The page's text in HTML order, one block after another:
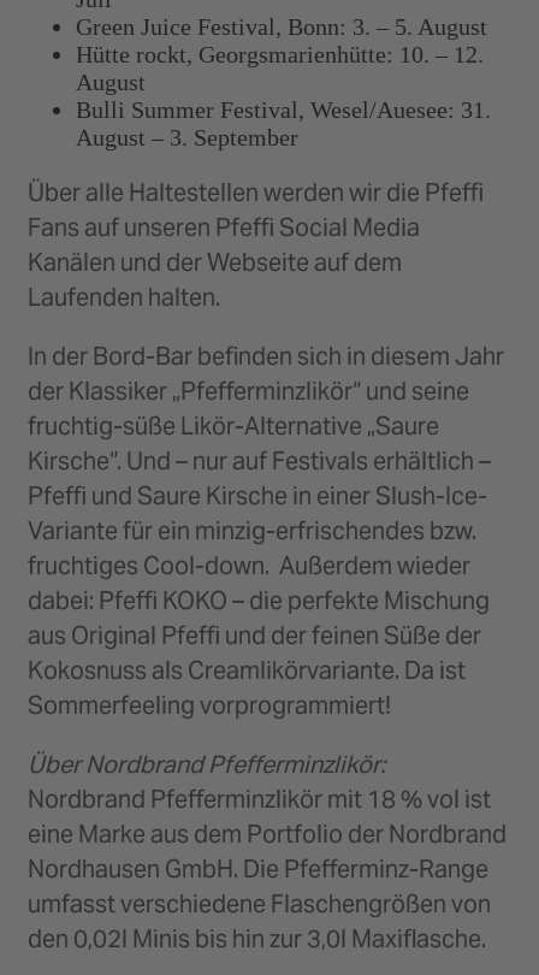
Green Juice Festival, Bonn: 3. – 5. August
Hütte rockt, Georgsmarienhütte: 10. – 12.
August
Bulli Summer Festival, Wesel/Auesee: 31.
August – 3. September
Über alle Haltestellen werden wir die Pfeffi
Fans auf unseren Pfeffi Social Media
Kanälen und der Webseite auf dem
Laufenden halten.
In der Bord-Bar befinden sich in diesem Jahr
der Klassiker „Pfefferminzlikör“ und seine
fruchtig-süße Likör-Alternative „Saure
Kirsche“. Und – nur auf Festivals erhältlich –
Pfeffi und Saure Kirsche in einer Slush-Ice-
Variante für ein minzig-erfrischendes bzw.
fruchtiges Cool-down. Außerdem wieder
dabei: Pfeffi KOKO – die perfekte Mischung
aus Original Pfeffi und der feinen Süße der
Kokosnuss als Creamlikörvariante. Da ist
Sommerfeeling vorprogrammiert!
Über Nordbrand Pfefferminzlikör:
Nordbrand Pfefferminzlikör mit 18 % vol ist
eine Marke aus dem Portfolio der Nordbrand
Nordhausen GmbH. Die Pfefferminz-Range
umfasst verschiedene Flaschengrößen von
den 0,02l Minis bis hin zur 3,0l Maxiflasche.